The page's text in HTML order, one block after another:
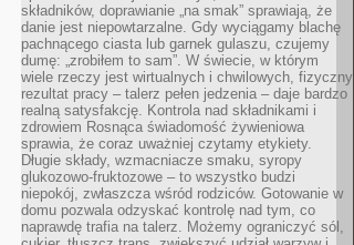
składników, doprawianie „na smak” sprawiają, że
danie jest niepowtarzalne. Gdy wyciągamy blachę
pachnącego ciasta lub garnek gulaszu, czujemy
dumę: „zrobiłem to sam”. W świecie, w którym
wiele rzeczy jest wirtualnych i chwilowych, fizyczny
rezultat pracy – talerz pełen jedzenia – daje bardzo
realną satysfakcję. Kontrola nad składnikami i
zdrowiem Rosnąca świadomość żywieniowa
sprawia, że coraz uważniej czytamy etykiety.
Długie składy, wzmacniacze smaku, syropy
glukozowo-fruktozowe – to wszystko budzi
niepokój, zwłaszcza wśród rodziców. Gotowanie w
domu pozwala odzyskać kontrolę nad tym, co
naprawdę trafia na talerz. Możemy ograniczyć sól,